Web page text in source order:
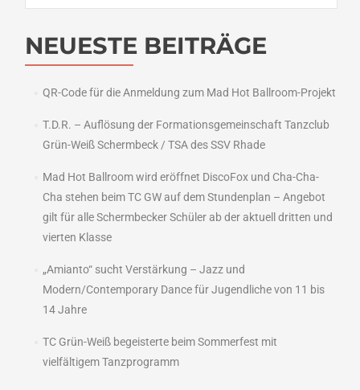
NEUESTE BEITRÄGE
QR-Code für die Anmeldung zum Mad Hot Ballroom-Projekt
T.D.R. – Auflösung der Formationsgemeinschaft Tanzclub
Grün-Weiß Schermbeck / TSA des SSV Rhade
Mad Hot Ballroom wird eröffnet DiscoFox und Cha-Cha-
Cha stehen beim TC GW auf dem Stundenplan – Angebot
gilt für alle Schermbecker Schüler ab der aktuell dritten und
vierten Klasse
„Amianto“ sucht Verstärkung – Jazz und
Modern/Contemporary Dance für Jugendliche von 11 bis
14 Jahre
TC Grün-Weiß begeisterte beim Sommerfest mit
vielfältigem Tanzprogramm